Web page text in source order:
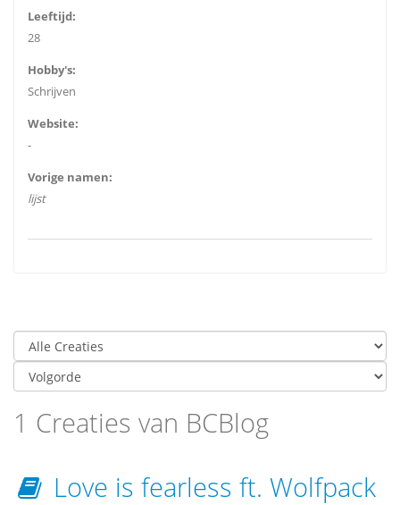
Leeftijd:
28
Hobby's:
Schrijven
Website:
-
Vorige namen:
lijst
1 Creaties van BCBlog
Love is fearless ft. Wolfpack